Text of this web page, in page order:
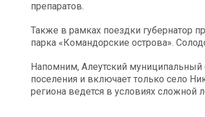
препаратов.
Также в рамках поездки губернатор
парка «Командорские острова».
Напомним, Алеутский муниципальный
поселения и включает только село
региона ведется в условиях сложной